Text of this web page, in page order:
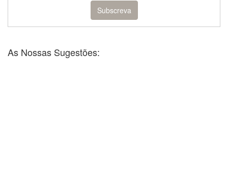
As Nossas Sugestões: